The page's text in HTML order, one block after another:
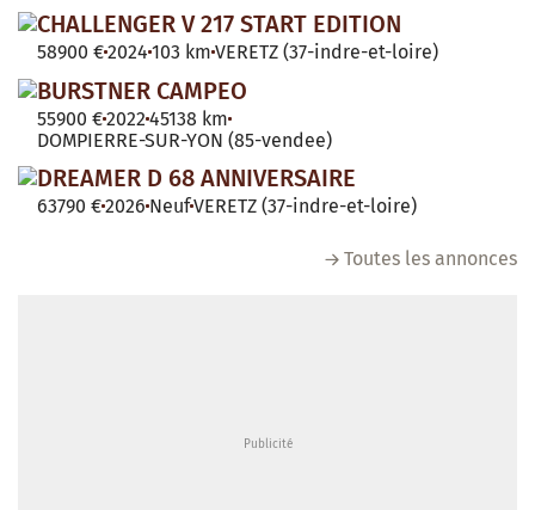
CHALLENGER V 217 START EDITION
58900 €2024 103 km VERETZ (37-indre-et-loire)
BURSTNER CAMPEO
55900 €2022 45138 km
DOMPIERRE-SUR-YON (85-vendee)
DREAMER D 68 ANNIVERSAIRE
63790 €2026 NeufVERETZ (37-indre-et-loire)
Toutes les annonces